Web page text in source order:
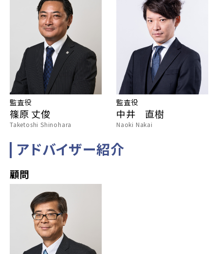
監査役
篠原 丈俊
Taketoshi Shinohara
監査役
中井 直樹
Naoki Nakai
アドバイザー紹介
顧問